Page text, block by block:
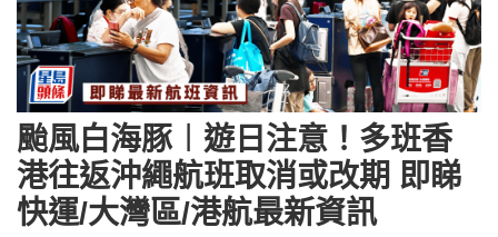
颱風白海豚︱遊日注意！多班香
港往返沖繩航班取消或改期 即睇
快運/大灣區/港航最新資訊